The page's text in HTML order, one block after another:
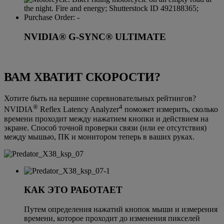
NVIDIA® G-SYNC® ULTIMATE
ВАМ ХВАТИТ СКОРОСТИ?
Хотите быть на вершине соревновательных рейтингов?
NVIDIA® Reflex Latency Analyzer4 поможет измерить, сколько
времени проходит между нажатием кнопки и действием на
экране. Способ точной проверки связи (или ее отсутствия)
между мышью, ПК и монитором теперь в ваших руках.
КАК ЭТО РАБОТАЕТ
Путем определения нажатий кнопок мыши и измерения
времени, которое проходит до изменения пикселей